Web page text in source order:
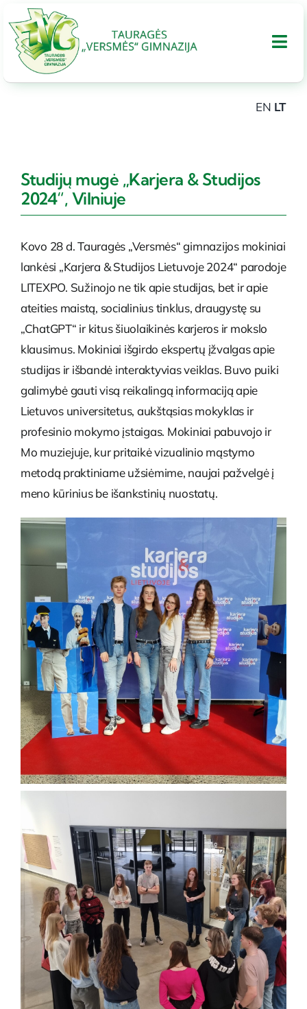
to
content
Tarptautinis bakalaureatas
Administracinė informacija
PARAMA
EN LT
Studijų mugė „Karjera & Studijos
2024“, Vilniuje
Kovo 28 d. Tauragės „Versmės“ gimnazijos mokiniai
lankėsi „Karjera & Studijos Lietuvoje 2024“ parodoje
LITEXPO. Sužinojo ne tik apie studijas, bet ir apie
ateities maistą, socialinius tinklus, draugystę su
„ChatGPT“ ir kitus šiuolaikinės karjeros ir mokslo
klausimus. Mokiniai išgirdo ekspertų įžvalgas apie
studijas ir išbandė interaktyvias veiklas. Buvo puiki
galimybė gauti visą reikalingą informaciją apie
Lietuvos universitetus, aukštąsias mokyklas ir
profesinio mokymo įstaigas. Mokiniai pabuvojo ir
Mo muziejuje, kur pritaikė vizualinio mąstymo
metodą praktiniame užsiėmime, naujai pažvelgė į
meno kūrinius be išankstinių nuostatų.